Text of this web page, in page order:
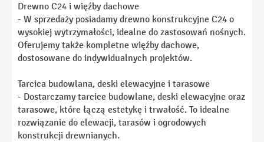
Drewno C24 i więźby dachowe
- W sprzedaży posiadamy drewno konstrukcyjne C24 o
wysokiej wytrzymałości, idealne do zastosowań nośnych.
Oferujemy także kompletne więźby dachowe,
dostosowane do indywidualnych projektów.
Tarcica budowlana, deski elewacyjne i tarasowe
- Dostarczamy tarcice budowlane, deski elewacyjne oraz
tarasowe, które łączą estetykę i trwałość. To idealne
rozwiązanie do elewacji, tarasów i ogrodowych
konstrukcji drewnianych.